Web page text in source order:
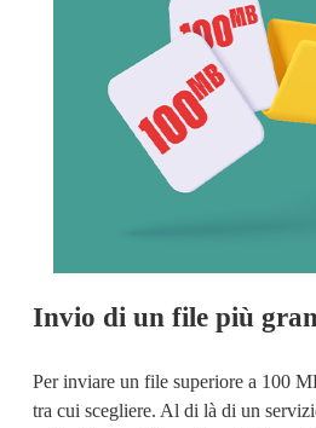
Invio di un file più
Per inviare un file superiore a 100
tra cui scegliere. Al di là di un